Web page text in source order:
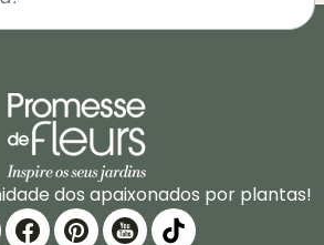
dos apaixonados por plantas!